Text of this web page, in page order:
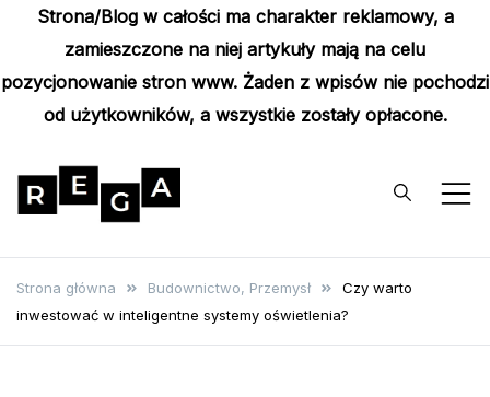
Strona/Blog w całości ma charakter reklamowy, a
zamieszczone na niej artykuły mają na celu
pozycjonowanie stron www. Żaden z wpisów nie pochodzi
od użytkowników, a wszystkie zostały opłacone.
content
Rega
Strona główna Budownictwo, Przemysł
Czy warto
inwestować w inteligentne systemy oświetlenia?